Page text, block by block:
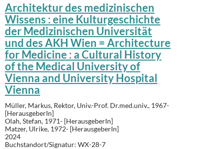
Architektur des medizinischen
Wissens : eine Kulturgeschichte
der Medizinischen Universität
und des AKH Wien = Architecture
for Medicine : a Cultural History
of the Medical University of
Vienna and University Hospital
Vienna
Müller, Markus, Rektor, Univ.-Prof. Dr.med.univ., 1967-
[HerausgeberIn]
Olah, Stefan, 1971- [HerausgeberIn]
Matzer, Ulrike, 1972- [HerausgeberIn]
2024
Buchstandort/Signatur: WX-28-7